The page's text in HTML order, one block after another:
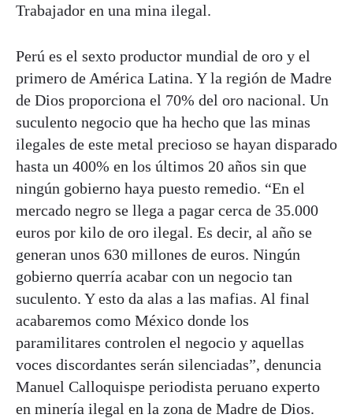
Trabajador en una mina ilegal.
Perú es el sexto productor mundial de oro y el
primero de América Latina. Y la región de Madre
de Dios proporciona el 70% del oro nacional. Un
suculento negocio que ha hecho que las minas
ilegales de este metal precioso se hayan disparado
hasta un 400% en los últimos 20 años sin que
ningún gobierno haya puesto remedio. “En el
mercado negro se llega a pagar cerca de 35.000
euros por kilo de oro ilegal. Es decir, al año se
generan unos 630 millones de euros. Ningún
gobierno querría acabar con un negocio tan
suculento. Y esto da alas a las mafias. Al final
acabaremos como México donde los
paramilitares controlen el negocio y aquellas
voces discordantes serán silenciadas”, denuncia
Manuel Calloquispe periodista peruano experto
en minería ilegal en la zona de Madre de Dios.